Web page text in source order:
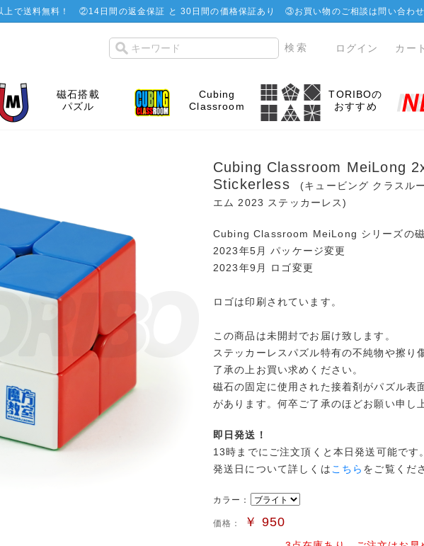
で送料無料！ ②14日間の返金保証 と 30日間の価格保証あり ③お買い物のご相談は問い合わ
ログイン カート
磁石搭載
パズル
Cubing
Classroom
TORIBOの
おすすめ
Cubing Classroom MeiLong
Stickerless
(キュービング クラスル
エム 2023 ステッカーレス)
Cubing Classroom MeiLong シリーズの磁
2023年5月 パッケージ変更
2023年9月 ロゴ変更
ロゴは印刷されています。
この商品は未開封でお届け致します。
ステッカーレスパズル特有の不純物や擦り
了承の上お買い求めください。
磁石の固定に使用された接着剤がパズル表
があります。何卒ご了承のほどお願い申し
即日発送！
13時までにご注文頂くと本日発送可能です。
発送日について詳しくは こちら をご覧くだ
カラー：
価格： ￥ 950